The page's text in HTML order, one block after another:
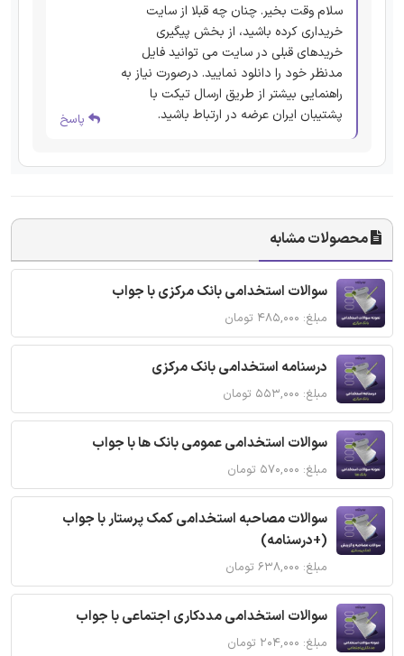
سلام وقت بخیر. چنان چه قبلا از سایت
خریداری کرده باشید، از بخش پیگیری
خریدهای قبلی در سایت می توانید فایل
مدنظر خود را دانلود نمایید. درصورت نیاز به
راهنمایی بیشتر از طریق ارسال تیکت با
پشتیبان ایران عرضه در ارتباط باشید.
پاسخ
محصولات مشابه
سوالات استخدامی بانک مرکزی با جواب
مبلغ: ۴۸۵,۰۰۰ تومان
درسنامه استخدامی بانک مرکزی
مبلغ: ۵۵۳,۰۰۰ تومان
سوالات استخدامی عمومی بانک ها با جواب
مبلغ: ۵۷۰,۰۰۰ تومان
سوالات مصاحبه استخدامی کمک پرستار با جواب
(+درسنامه)
مبلغ: ۶۳۸,۰۰۰ تومان
سوالات استخدامی مددکاری اجتماعی با جواب
مبلغ: ۲۰۴,۰۰۰ تومان